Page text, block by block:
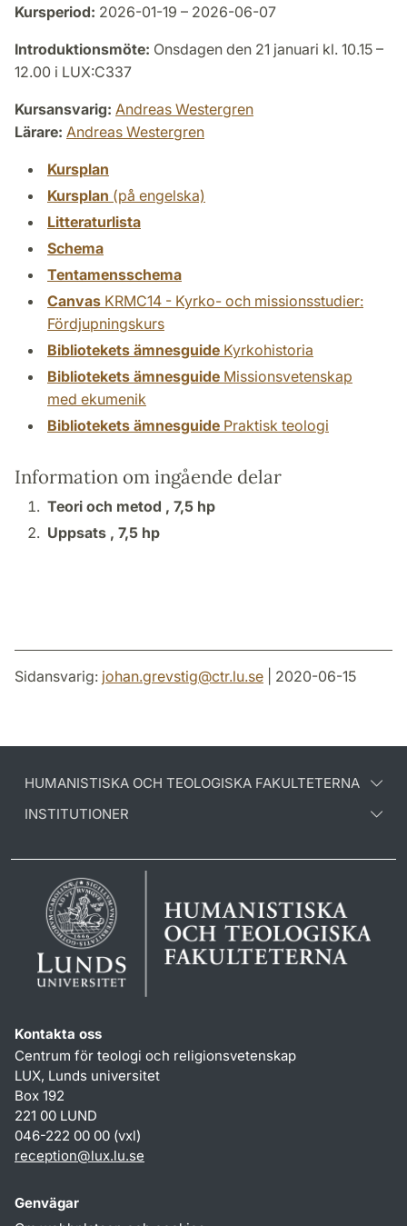
Kursperiod: 2026-01-19 – 2026-06-07
Introduktionsmöte: Onsdagen den 21 januari kl. 10.15 –
12.00 i LUX:C337
Kursansvarig: Andreas Westergren
Lärare: Andreas Westergren
Kursplan
Kursplan (på engelska)
Litteraturlista
Schema
Tentamensschema
Canvas KRMC14 - Kyrko- och missionsstudier:
Fördjupningskurs
Bibliotekets ämnesguide Kyrkohistoria
Bibliotekets ämnesguide Missionsvetenskap
med ekumenik
Bibliotekets ämnesguide Praktisk teologi
Information om ingående delar
Teori och metod , 7,5 hp
Uppsats , 7,5 hp
Sidansvarig: johan.grevstig@ctr.lu.se | 2020-06-15
HUMANISTISKA OCH TEOLOGISKA FAKULTETERNA
INSTITUTIONER
Kontakta oss
Centrum för teologi och religionsvetenskap
LUX, Lunds universitet
Box 192
221 00 LUND
046-222 00 00 (vxl)
reception@lux.lu.se
Genvägar